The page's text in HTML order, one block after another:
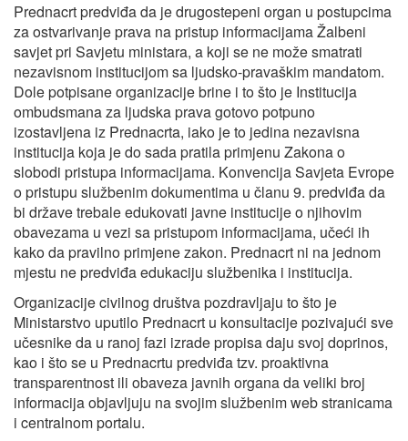
Prednacrt predviđa da je drugostepeni organ u postupcima
za ostvarivanje prava na pristup informacijama Žalbeni
savjet pri Savjetu ministara, a koji se ne može smatrati
nezavisnom institucijom sa ljudsko-pravaškim mandatom.
Dole potpisane organizacije brine i to što je Institucija
ombudsmana za ljudska prava gotovo potpuno
izostavljena iz Prednacrta, iako je to jedina nezavisna
institucija koja je do sada pratila primjenu Zakona o
slobodi pristupa informacijama. Konvencija Savjeta Evrope
o pristupu službenim dokumentima u članu 9. predviđa da
bi države trebale edukovati javne institucije o njihovim
obavezama u vezi sa pristupom informacijama, učeći ih
kako da pravilno primjene zakon. Prednacrt ni na jednom
mjestu ne predviđa edukaciju službenika i institucija.
Organizacije civilnog društva pozdravljaju to što je
Ministarstvo uputilo Prednacrt u konsultacije pozivajući sve
učesnike da u ranoj fazi izrade propisa daju svoj doprinos,
kao i što se u Prednacrtu predviđa tzv. proaktivna
transparentnost ili obaveza javnih organa da veliki broj
informacija objavljuju na svojim službenim web stranicama
i centralnom portalu.